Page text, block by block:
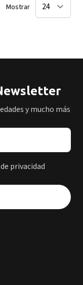
Mostrar
y mucho más
privacidad